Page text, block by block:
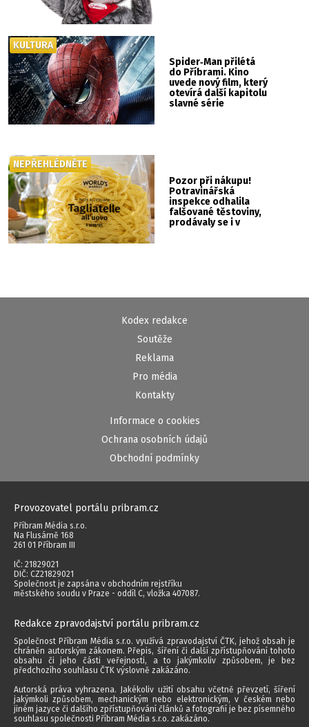
Spider‑Man přilétá
do Příbrami. Kino
uvede nový film, který
otevírá další kapitolu
slavné série
KULTURA
Pozor při nákupu!
Potravinářská
inspekce odhalila
falšované těstoviny,
prodávaly se i v
NEPŘEHLÉDNĚTE
Kodex redakce
Soutěže
Reklama
Pro média
Kontakty
Informace o cookies
Ochrana osobních údajů
Obchodní podmínky
Provozovatel portálu pribram.cz
Příbram Média s.r.o.
Na Flusárně 168
261 01 Příbram III
IČ: 21829021
DIČ: CZ21829021
Společnost je zapsána v obchodním rejstříku
městského soudu v Praze - oddíl C, vložka 407087.
Redakce zpravodajství portálu pribram.cz
Společnost Příbram Média s.r.o. využívá zpravodajství ČTK, jehož obsah je
chráněn autorským zákonem. Přepis, šíření či další zpřístupňování tohoto
obsahu či jeho části veřejnosti, a to jakýmkoliv způsobem, je bez
předchozího souhlasu ČTK výslovně zakázáno.
Autorská práva vyhrazena. Jakékoliv užití obsahu včetně převzetí, šíření
jakýmkoli způsobem, mechanickým nebo elektronickým, v českém nebo
jiném jazyce či dalšího zpřístupňování článků a fotografií je bez písemného
souhlasu společnosti Příbram Média s.r.o. zakázáno.